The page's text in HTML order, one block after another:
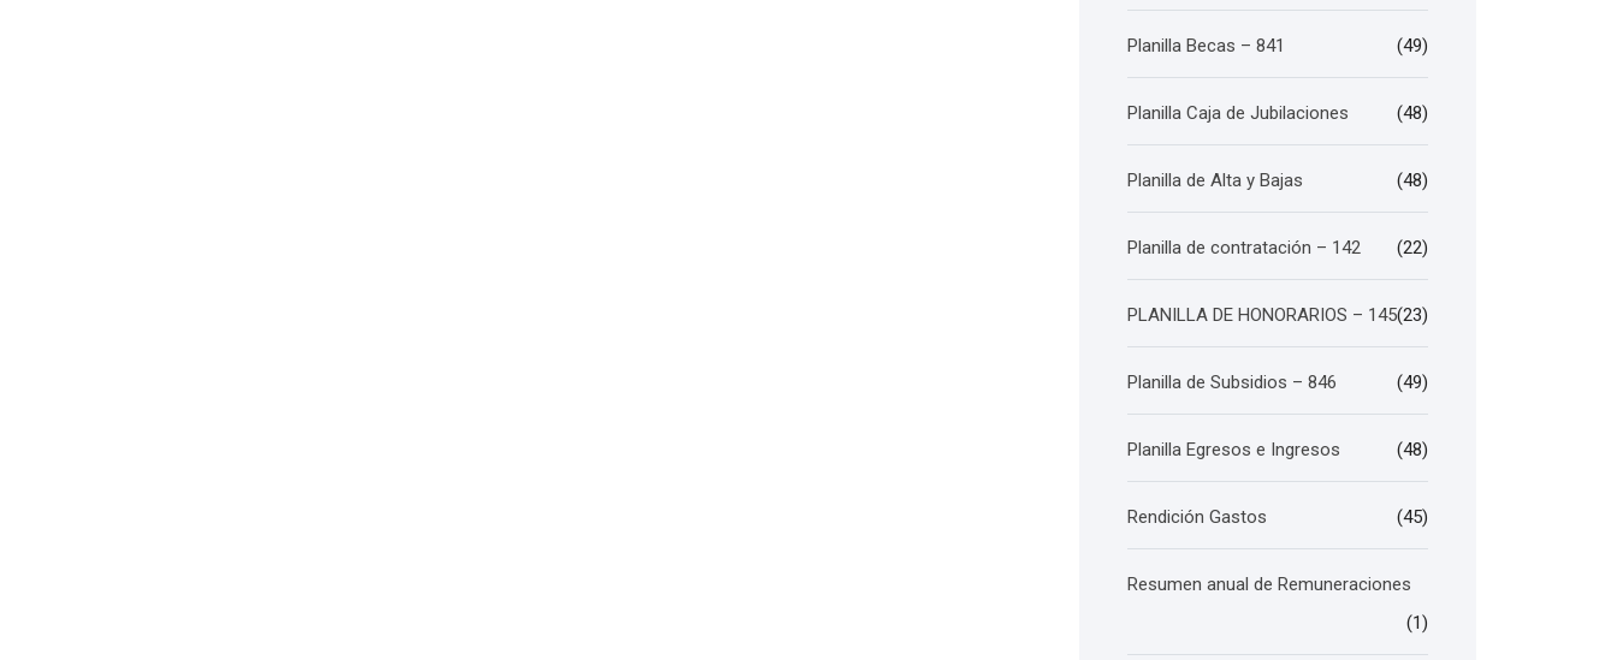
Planilla Becas – 841 (49)
Planilla Caja de Jubilaciones (48)
Planilla de Alta y Bajas (48)
Planilla de contratación – 142 (22)
PLANILLA DE HONORARIOS – 145(23)
Planilla de Subsidios – 846 (49)
Planilla Egresos e Ingresos (48)
Rendición Gastos (45)
Resumen anual de Remuneraciones
(1)